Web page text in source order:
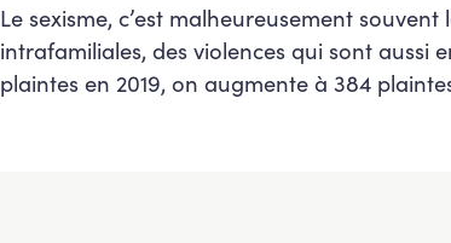
Le sexisme, c’est malheureusement
intrafamiliales, des violences qui sont aussi
plaintes en 2019, on augmente à 384